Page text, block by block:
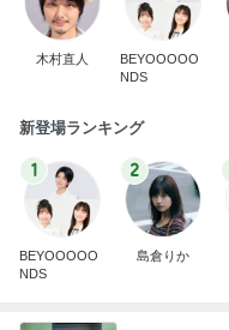
木村直人
BEYOOOOO
NDS
新登場ランキング
1
BEYOOOOO
NDS
2
島倉りか